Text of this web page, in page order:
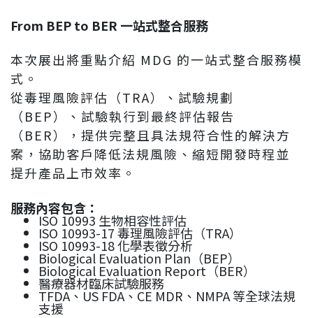
From BEP to BER 一站式整合服務
本次展出將重點介紹 MDG 的一站式整合服務模
式。
從毒理風險評估（TRA）、試驗規劃
（BEP）、試驗執行到最終評估報告
（BER），提供完整且具法規符合性的解決方
案，協助客戶降低法規風險、縮短開發時程並
提升產品上市效率。
服務內容包含：
ISO 10993 生物相容性評估
ISO 10993-17 毒理風險評估（TRA）
ISO 10993-18 化學表徵分析
Biological Evaluation Plan（BEP）
Biological Evaluation Report（BER）
醫療器材臨床試驗服務
TFDA、US FDA、CE MDR、NMPA 等全球法規
支援